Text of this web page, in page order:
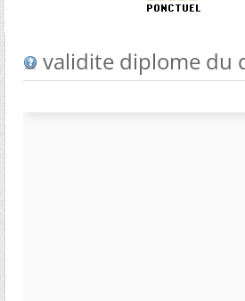
validite diplome du